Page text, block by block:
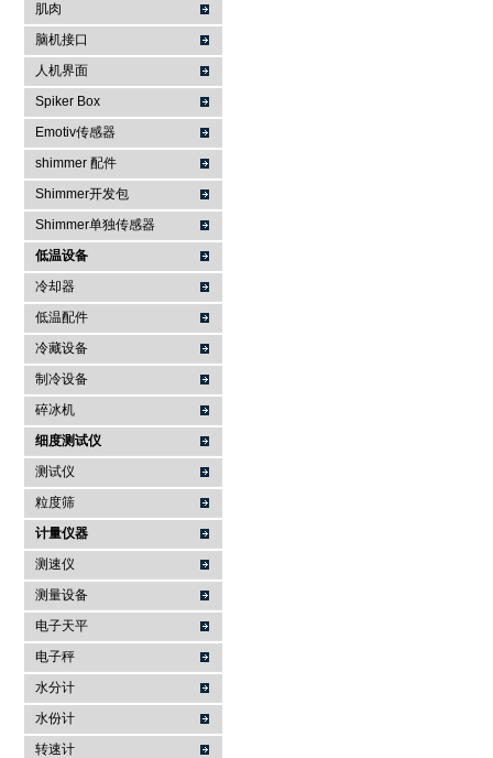
肌肉
脑机接口
人机界面
Spiker Box
Emotiv传感器
shimmer 配件
Shimmer开发包
Shimmer单独传感器
低温设备
冷却器
低温配件
冷藏设备
制冷设备
碎冰机
细度测试仪
测试仪
粒度筛
计量仪器
测速仪
测量设备
电子天平
电子秤
水分计
水份计
转速计